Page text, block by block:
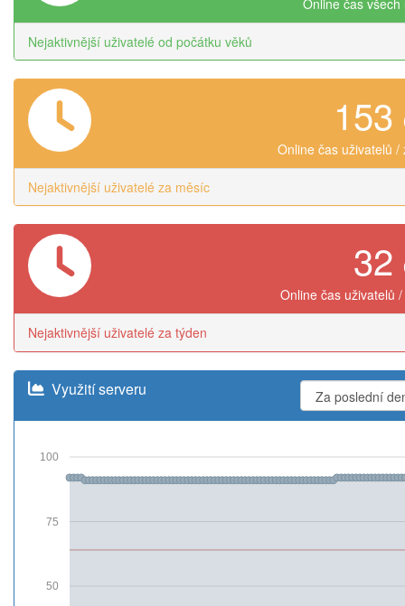
Nejaktivnější uživatelé od počátku věků
153
Online čas uživatelů /
Nejaktivnější uživatelé za měsíc
32
Online čas uživatelů
Nejaktivnější uživatelé za týden
Využití serveru
50
75
100